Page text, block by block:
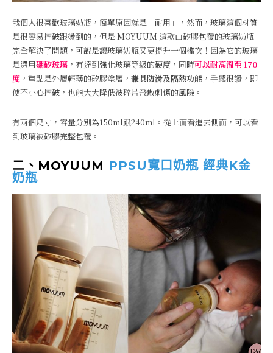
我個人很喜歡玻璃奶瓶，簡單原因就是「耐用」，然而，玻璃這個材質
是很容易摔破跟燙到的，但是 MOYUUM 這款由矽膠包覆的玻璃奶瓶
完全解決了問題，可說是讓玻璃奶瓶又更提升一個檔次！因為它的玻璃
是選用硼矽玻璃 ，有達到強化玻璃等級的硬度，同時可以耐高溫至 170
度 ，重點是外層輕薄的矽膠塗層， 兼具防滑及隔熱功能 ，手感很讚，即
使不小心摔破，也能大大降低被碎片飛散刺傷的風險。
有兩個尺寸，容量分別為150ml跟240ml。從上面看進去側面，可以看
到玻璃被矽膠完整包覆。
二、MOYUUM PPSU寬口奶瓶 經典K金
奶瓶